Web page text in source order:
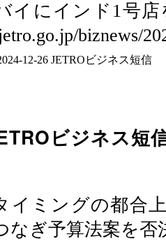
イにインド1号
biznews/
ビジネス短
イミングの都合
なぎ予算法案を否